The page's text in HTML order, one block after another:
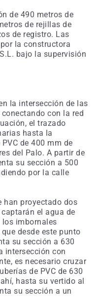
de 490 metros de
de rejillas de
de registro. Las
la constructora
bajo la supervisión
la intersección de las
con la red
el trazado
hasta la
de 400 mm de
del Palo. A partir de
su sección a 500
por la calle
han proyectado dos
el agua de
los imbornales
desde este punto
su sección a 630
intersección con
es necesario cruzar
de PVC de 630
hasta su vertido al
su sección a un